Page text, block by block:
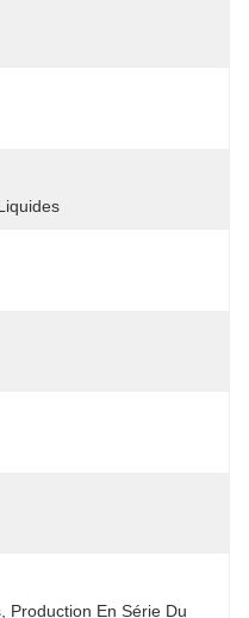
Production En Série Du